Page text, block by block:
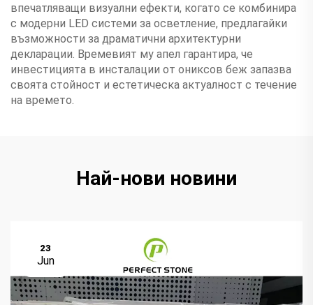
впечатляващи визуални ефекти, когато се комбинира
с модерни LED системи за осветление, предлагайки
възможности за драматични архитектурни
декларации. Времевият му апел гарантира, че
инвестицията в инсталации от ониксов беж запазва
своята стойност и естетическа актуалност с течение
на времето.
Най-нови новини
23
Jun